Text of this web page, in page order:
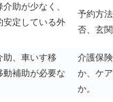
助が少なく、
安定している外
予約方
否、玄
助、車いす移
動補助が必要な
介護保
か、ケ
か。